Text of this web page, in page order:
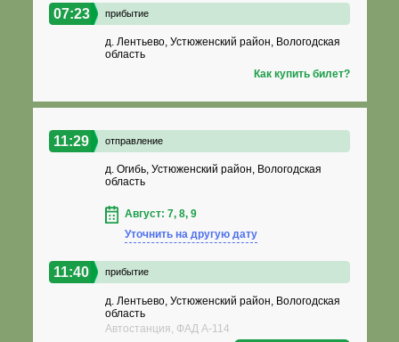
07:23 прибытие
д. Лентьево, Устюженский район, Вологодская
область
Как купить билет?
11:29 отправление
д. Огибь, Устюженский район, Вологодская
область
Август: 7, 8, 9
Уточнить на другую дату
11:40 прибытие
д. Лентьево, Устюженский район, Вологодская
область
Автостанция, ФАД А-114